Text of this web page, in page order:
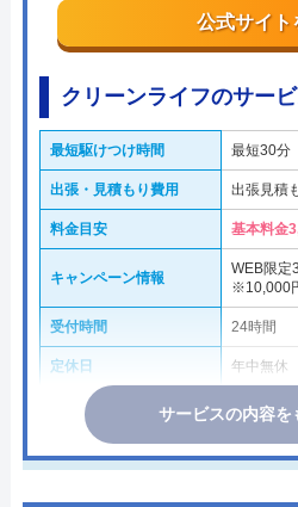
公式サイト
クリーンライフのサー
最短駆けつけ時間 最短30分
出張・見積もり費用 出張見積
料金目安 基本料金
キャンペーン情報
WEB限定
※10,000
受付時間 24時間
定休日 年中無休
サービスの内容を